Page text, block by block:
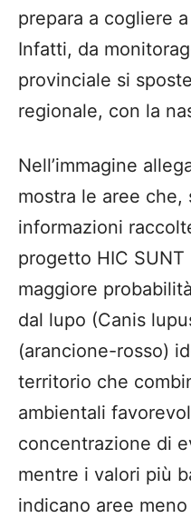
prepara a cogliere
Infatti, da
provinciale si
regionale, con la
Nell’immagine
mostra le aree che,
informazioni
progetto HIC
maggiore
dal lupo (Canis
(arancione-rosso)
territorio che
ambientali
concentrazione di
mentre i valori più
indicano aree